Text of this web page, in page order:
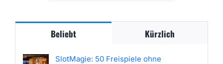
Beliebt Kürzlich
SlotMagie: 50 Freispiele ohne